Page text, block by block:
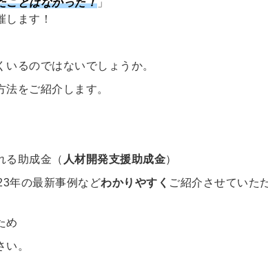
します！
るのではないでしょうか。
をご紹介します。
る助成金（ 人材開発支援助成金）
年の最新事例などわかりやすく ご紹介させていた
め
。